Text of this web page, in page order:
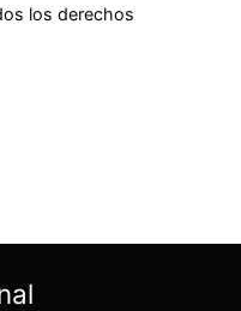
los derechos